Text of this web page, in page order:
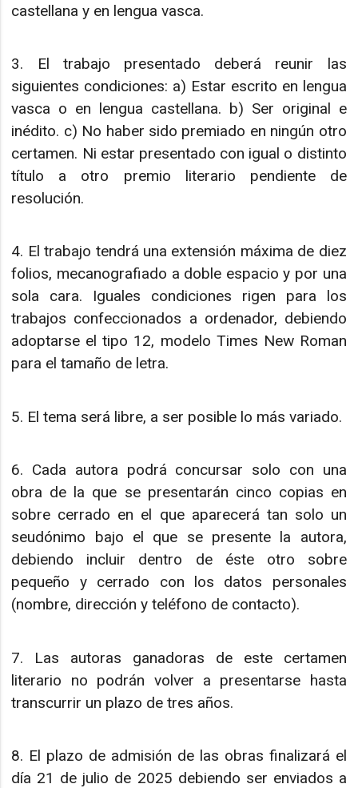
castellana y en lengua vasca.
3. El trabajo presentado deberá reunir las
siguientes condiciones: a) Estar escrito en lengua
vasca o en lengua castellana. b) Ser original e
inédito. c) No haber sido premiado en ningún otro
certamen. Ni estar presentado con igual o distinto
título a otro premio literario pendiente de
resolución.
4. El trabajo tendrá una extensión máxima de diez
folios, mecanografiado a doble espacio y por una
sola cara. Iguales condiciones rigen para los
trabajos confeccionados a ordenador, debiendo
adoptarse el tipo 12, modelo Times New Roman
para el tamaño de letra.
5. El tema será libre, a ser posible lo más variado.
6. Cada autora podrá concursar solo con una
obra de la que se presentarán cinco copias en
sobre cerrado en el que aparecerá tan solo un
seudónimo bajo el que se presente la autora,
debiendo incluir dentro de éste otro sobre
pequeño y cerrado con los datos personales
(nombre, dirección y teléfono de contacto).
7. Las autoras ganadoras de este certamen
literario no podrán volver a presentarse hasta
transcurrir un plazo de tres años.
8. El plazo de admisión de las obras finalizará el
día 21 de julio de 2025 debiendo ser enviados a